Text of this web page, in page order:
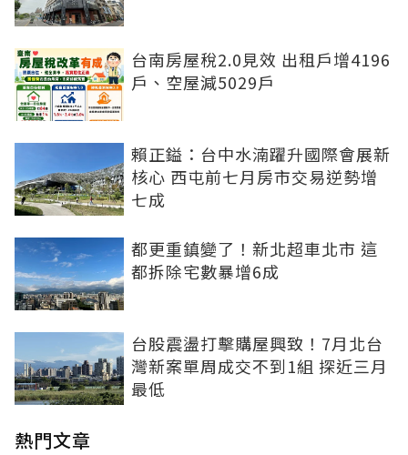
台南房屋稅2.0見效 出租戶增4196
戶、空屋減5029戶
賴正鎰：台中水湳躍升國際會展新
核心 西屯前七月房市交易逆勢增
七成
都更重鎮變了！新北超車北市 這
都拆除宅數暴增6成
台股震盪打擊購屋興致！7月北台
灣新案單周成交不到1組 探近三月
最低
熱門文章